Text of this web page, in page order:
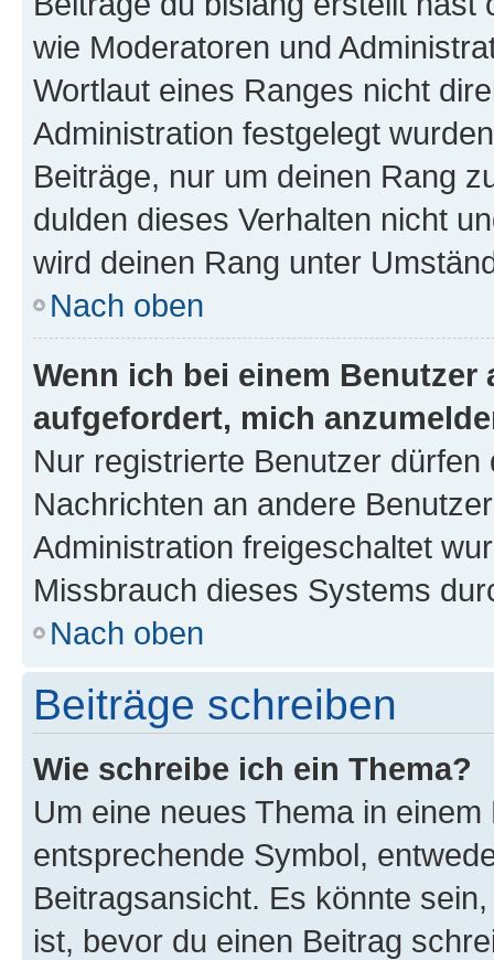
wie Moderatoren und
Wortlaut eines Ranges nicht
Administration festgelegt
Beiträge, nur um deinen Rang
dulden dieses Verhalten nicht
wird deinen Rang unter
Nach oben
Wenn ich bei einem
aufgefordert, mich
Nur registrierte Benutzer
Nachrichten an andere
Administration freigeschaltet
Missbrauch dieses Systems
Nach oben
Beiträge schreiben
Wie schreibe ich ein Thema?
Um eine neues Thema in
entsprechende Symbol,
Beitragsansicht. Es könnte
ist, bevor du einen Beitrag